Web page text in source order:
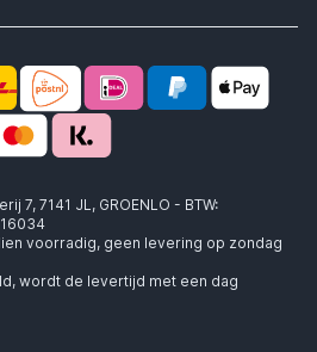
7, 7141 JL, GROENLO - BTW:
voorradig, geen levering op zondag
wordt de levertijd met een dag